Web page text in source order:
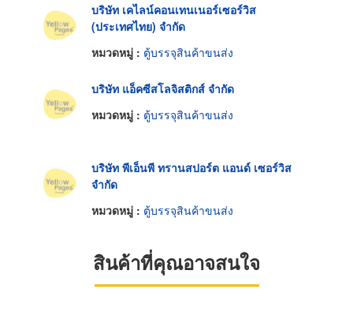
บริษัท เคไลน์คอนเทนเนอร์เซอร์วิส
(ประเทศไทย) จำกัด
หมวดหมู่ : ตู้บรรจุสินค้าขนส่ง
บริษัท แอ็คซีสโลจิสติกส์ จำกัด
หมวดหมู่ : ตู้บรรจุสินค้าขนส่ง
บริษัท พีเอ็นพี ทรานสปอร์ต แอนด์ เซอร์วิส
จำกัด
หมวดหมู่ : ตู้บรรจุสินค้าขนส่ง
สินค้าที่คุณอาจสนใจ